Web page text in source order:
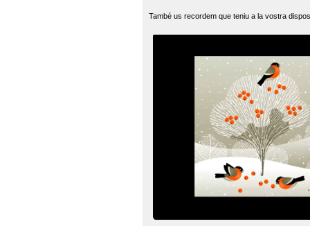
També us recordem que teniu a la vostra